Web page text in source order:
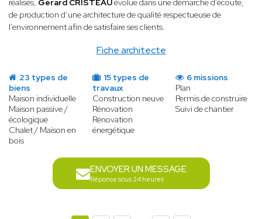
Fiche architecte
réalisés, Gérard CRISTEAUévolue dans une démarche d’écoute,
de production d’une architecture de qualité respectueuse de
l’environnement afin de satisfaire ses clients.
23 types de
biens
Maison individuelle
Maison passive /
écologique
Chalet / Maison en
bois
15 types de
travaux
Construction neuve
Rénovation
Rénovation
énergétique
6 missions
Plan
Permis de construire
Suivi de chantier
ENVOYER UN MESSAGE
Réponse sous 24 heures